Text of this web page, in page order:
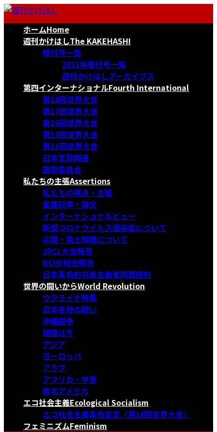
コ
ナ
ホームHome
週刊かけはしThe KAKEHASHI
既刊号一覧
2021年既刊号一覧
週刊かけはしアーカイブス
第四インターナショナルFourth International
第18回世界大会
第17回世界大会
第16回世界大会
第15回世界大会
第11回世界大会
日本支部関連
国際委員会
私たちの主張Assertions
私たちの視点・主張
重要記事・論文
インターナショナルビュー
新型コロナウイルス感染症について
尖閣・領土問題について
JRCL大会報告
NCIW総会報告
日本革命的共産主義者同盟規約
世界の闘いからWorld Revolution
ウクライナ特集
日本各地の闘い
沖縄闘争
韓国は今
アジア
ヨーロッパ
アラブ
アフリカ・中東
南北アメリカ
エコ社会主義Ecological Socialism
エコ社会主義革命宣言〈第18回世界大会〉
フェミニズムFeminism